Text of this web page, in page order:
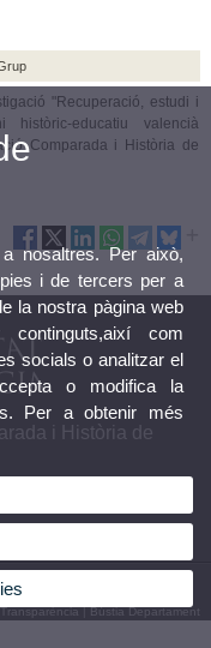
"Recuperació, estudi i
educatiu valencià
Comparada i Història de
i Història de
Telèfon: (+34) 96 386 44 28
Transparència|Bústia Departament
nosaltres. Per això,
i de tercers per a
la nostra pàgina web
com
socials o analitzar el
o modifica la
Per a obtenir més